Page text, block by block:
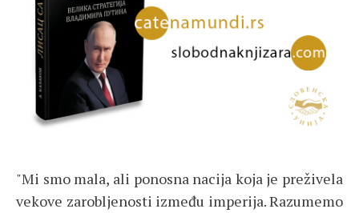
"Mi smo mala, ali ponosna nacija koja je preživela
vekove zarobljenosti između imperija. Razumemo